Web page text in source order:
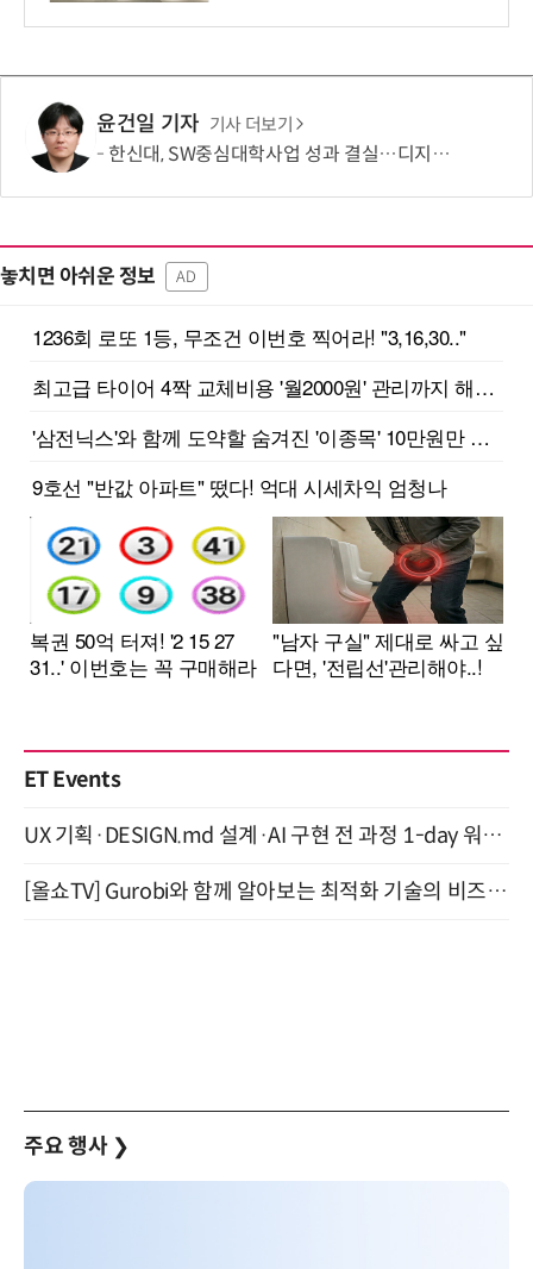
윤건일 기자 기사 더보기
한신대, SW중심대학사업 성과 결실…디지털 콘텐츠 인재 양성 '두각'
놓치면 아쉬운 정보 AD
ET Events
UX 기획·DESIGN.md 설계·AI 구현 전 과정 1-day 워크숍 with Claude Code·Codex 9월 15일 개최
[올쇼TV] Gurobi와 함께 알아보는 최적화 기술의 비즈니스 활용 (8월 20일 생방송)
주요 행사 ❯